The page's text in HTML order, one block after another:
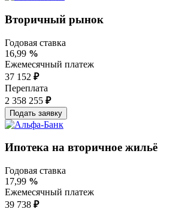
Вторичный рынок
Годовая ставка
16,99 %
Ежемесячный платеж
37 152 ₽
Переплата
2 358 255 ₽
Ипотека на вторичное жильё
Годовая ставка
17,99 %
Ежемесячный платеж
39 738 ₽